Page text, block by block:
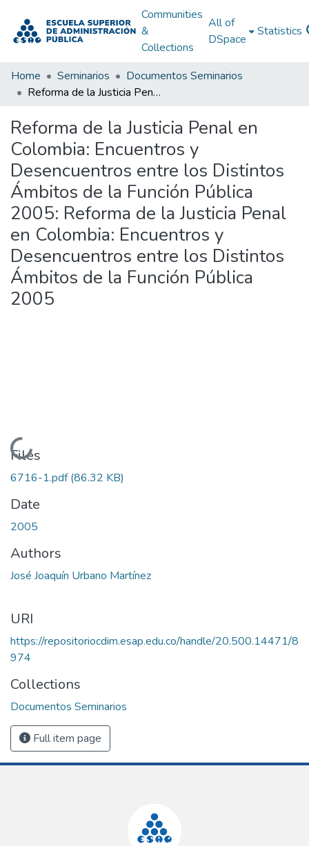
Communities
&
Collections
All of
DSpace
Statistics
Home Seminarios
Documentos Seminarios
Reforma de la Justicia Penal en Colombia: Encuentros y Desencuentros entre los Distintos Ámbitos de la Función Pública 2005: Reforma de la Justicia Penal en Colombia: Encuentros y Desencuentros entre los Distintos Ámbitos de la Función Pública 2005
Reforma de la Justicia Penal en
Colombia: Encuentros y
Desencuentros entre los Distintos
Ámbitos de la Función Pública
2005: Reforma de la Justicia Penal
en Colombia: Encuentros y
Desencuentros entre los Distintos
Ámbitos de la Función Pública
2005
Loading...
Files
6716-1.pdf(86.32 KB)
Date
2005
Authors
José Joaquín Urbano Martínez
URI
https://repositoriocdim.esap.edu.co/handle/20.500.14471/8
974
Collections
Documentos Seminarios
Full item page